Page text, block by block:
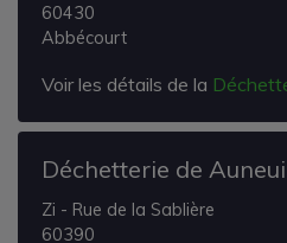
60430
Abbécourt
Voir les détails de la
Déchetterie de
Zi - Rue de la Sablière
60390